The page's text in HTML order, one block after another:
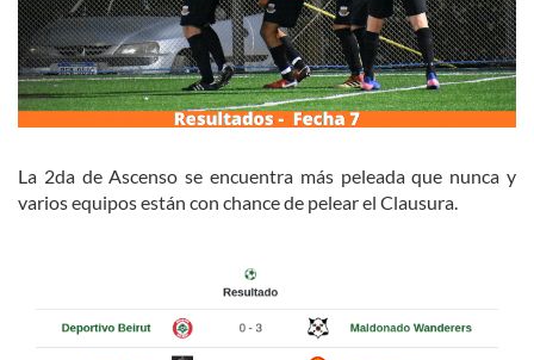
La 2da de Ascenso se encuentra más peleada que nunca y
varios equipos están con chance de pelear el Clausura.